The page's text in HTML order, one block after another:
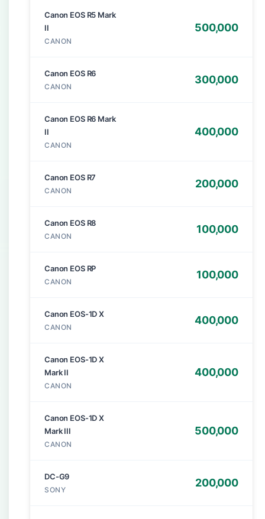
Canon EOS R5 Mark
II
CANON
500,000
Canon EOS R6
CANON
300,000
Canon EOS R6 Mark
II
CANON
400,000
Canon EOS R7
CANON
200,000
Canon EOS R8
CANON
100,000
Canon EOS RP
CANON
100,000
Canon EOS-1D X
CANON
400,000
Canon EOS-1D X
Mark II
CANON
400,000
Canon EOS-1D X
Mark III
CANON
500,000
DC-G9
SONY
200,000